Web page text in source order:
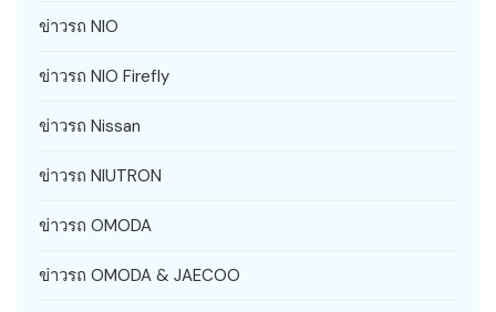
ข่าวรถ NIO
ข่าวรถ NIO Firefly
ข่าวรถ Nissan
ข่าวรถ NIUTRON
ข่าวรถ OMODA
ข่าวรถ OMODA & JAECOO